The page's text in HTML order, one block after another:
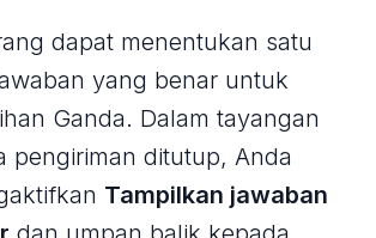
dapat menentukan satu
yang benar untuk
Ganda. Dalam tayangan
pengiriman ditutup, Anda
Tampilkan jawaban